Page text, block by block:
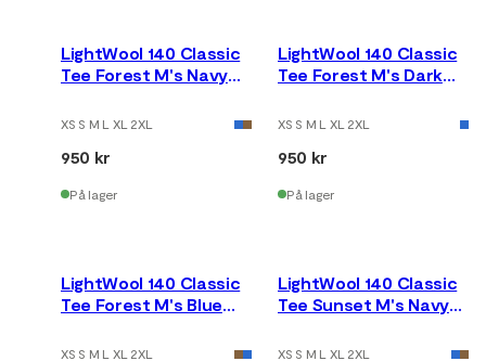
LightWool 140 Classic
Tee Forest M's Navy
XS S M L XL 2XL
950 kr
På lager
LightWool 140 Classic
Tee Forest M's Dark
XS S M L XL 2XL
950 kr
På lager
LightWool 140 Classic
Tee Forest M's Blue
XS S M L XL 2XL
LightWool 140 Classic
Tee Sunset M's Navy
XS S M L XL 2XL